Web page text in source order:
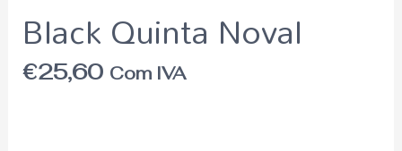
Black Quinta Noval
€25,60 Com IVA